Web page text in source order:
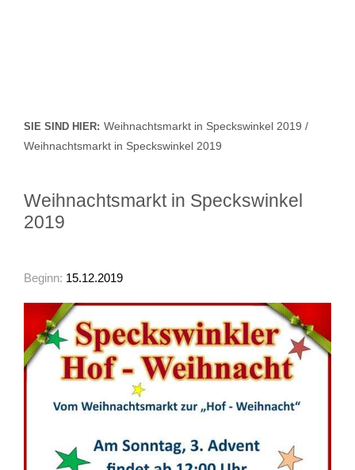
SIE SIND HIER: Weihnachtsmarkt in Speckswinkel 2019 /
Weihnachtsmarkt in Speckswinkel 2019
Weihnachtsmarkt in Speckswinkel
2019
Beginn: 15.12.2019